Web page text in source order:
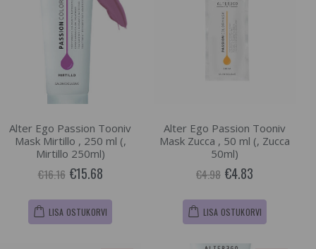
Alter Ego Passion Tooniv
Mask Mirtillo , 250 ml (,
Mirtillo 250ml)
€16.16 €15.68
LISA OSTUKORVI
Alter Ego Passion Tooniv
Mask Zucca , 50 ml (, Zucca
50ml)
€4.98 €4.83
LISA OSTUKORVI